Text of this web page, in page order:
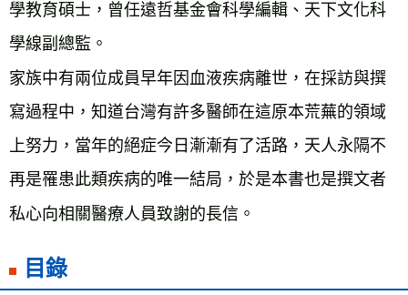
學教育碩士，曾任遠哲基金會科學編輯、天下文化科
學線副總監。
家族中有兩位成員早年因血液疾病離世，在採訪與撰
寫過程中，知道台灣有許多醫師在這原本荒蕪的領域
上努力，當年的絕症今日漸漸有了活路，天人永隔不
再是罹患此類疾病的唯一結局，於是本書也是撰文者
私心向相關醫療人員致謝的長信。
目錄